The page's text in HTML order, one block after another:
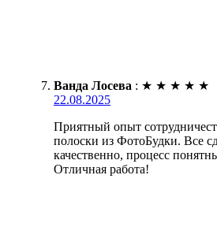
Ванда Лосева : ★ ★ ★ ★ ★
22.08.2025
Приятный опыт
полоски из ФотоБудки. Все
качественно, процесс
Отличная работа!